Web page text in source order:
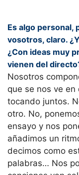
Es algo personal,
vosotros, claro.
¿Con ideas muy
vienen del
Nosotros
que se nos ve
tocando juntos.
otro. No,
ensayo y nos
añadimos un
decimos como
palabras… Nos